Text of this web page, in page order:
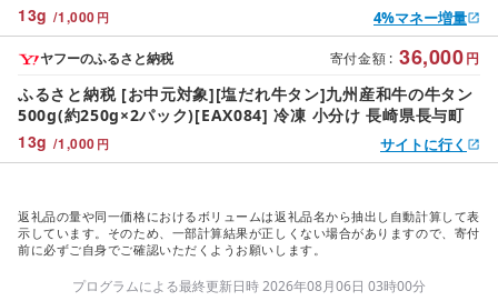
13g /1,000 円 4%マネー増量
寄付金額 : 36,000円
13g /1,000 円
ヤフーのふるさと納税
ふるさと納税 [お中元対象][塩だれ牛タン]九州産和牛の牛タン
500g(約250g×2パック)[EAX084] 冷凍 小分け 長崎県長与町
サイトに行く
返礼品の量や同一価格におけるボリュームは返礼品名から抽出し自動計算して表
示しています。そのため、一部計算結果が正しくない場合がありますので、寄付
前に必ずご自身でご確認いただくようお願いします。
プログラムによる最終更新日時 2026年08月06日 03時00分